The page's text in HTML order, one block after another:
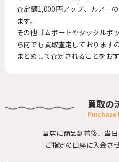
査定額1,000円アップ、ルアー
ます。
その他ゴムボートやタックルボ
ら何でも買取査定しております
まとめして査定されることをおす
買取の
当店に商品到着後、当日
ご指定の口座に入金さ